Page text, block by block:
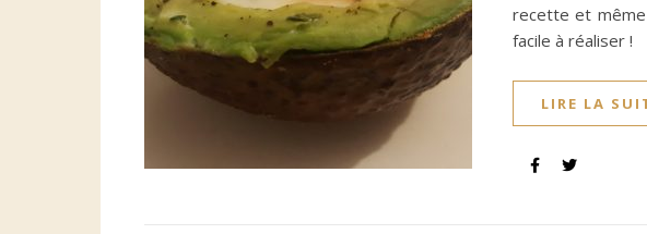
recette et
facile à réaliser !
LIRE LA